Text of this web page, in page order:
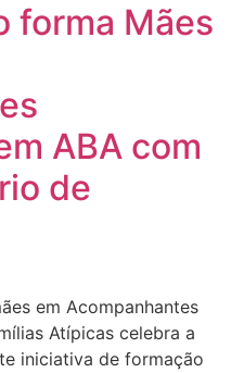
forma Mães
ABA com
de
em Acompanhantes
Atípicas celebra a
iniciativa de formação